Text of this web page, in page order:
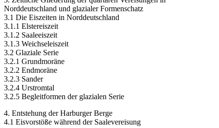
Norddeutschland und glazialer Formenschatz
3.1 Die Eiszeiten in Norddeutschland
3.1.1 Elstereiszeit
3.1.2 Saaleeiszeit
3.1.3 Weichseleiszeit
3.2 Glaziale Serie
3.2.1 Grundmoräne
3.2.2 Endmoräne
3.2.3 Sander
3.2.4 Urstromtal
3.2.5 Begleitformen der glazialen Serie
4. Entstehung der Harburger Berge
4.1 Eisvorstöße während der Saalevereisung